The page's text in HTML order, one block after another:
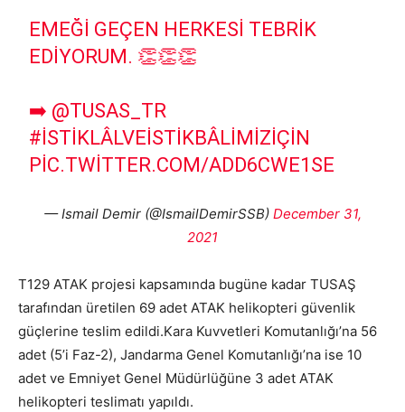
EMEĞI GEÇEN HERKESI TEBRIK
EDIYORUM. 👏👏👏
➡️ @TUSAS_TR
#İSTIKLÂLVEİSTIKBÂLIMIZİÇIN
PIC.TWITTER.COM/ADD6CWE1SE
— Ismail Demir (@IsmailDemirSSB) December 31,
2021
T129 ATAK projesi kapsamında bugüne kadar TUSAŞ
tarafından üretilen 69 adet ATAK helikopteri güvenlik
güçlerine teslim edildi.Kara Kuvvetleri Komutanlığı’na 56
adet (5’i Faz-2), Jandarma Genel Komutanlığı’na ise 10
adet ve Emniyet Genel Müdürlüğüne 3 adet ATAK
helikopteri teslimatı yapıldı.